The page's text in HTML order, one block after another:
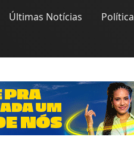
Últimas Notícias Política